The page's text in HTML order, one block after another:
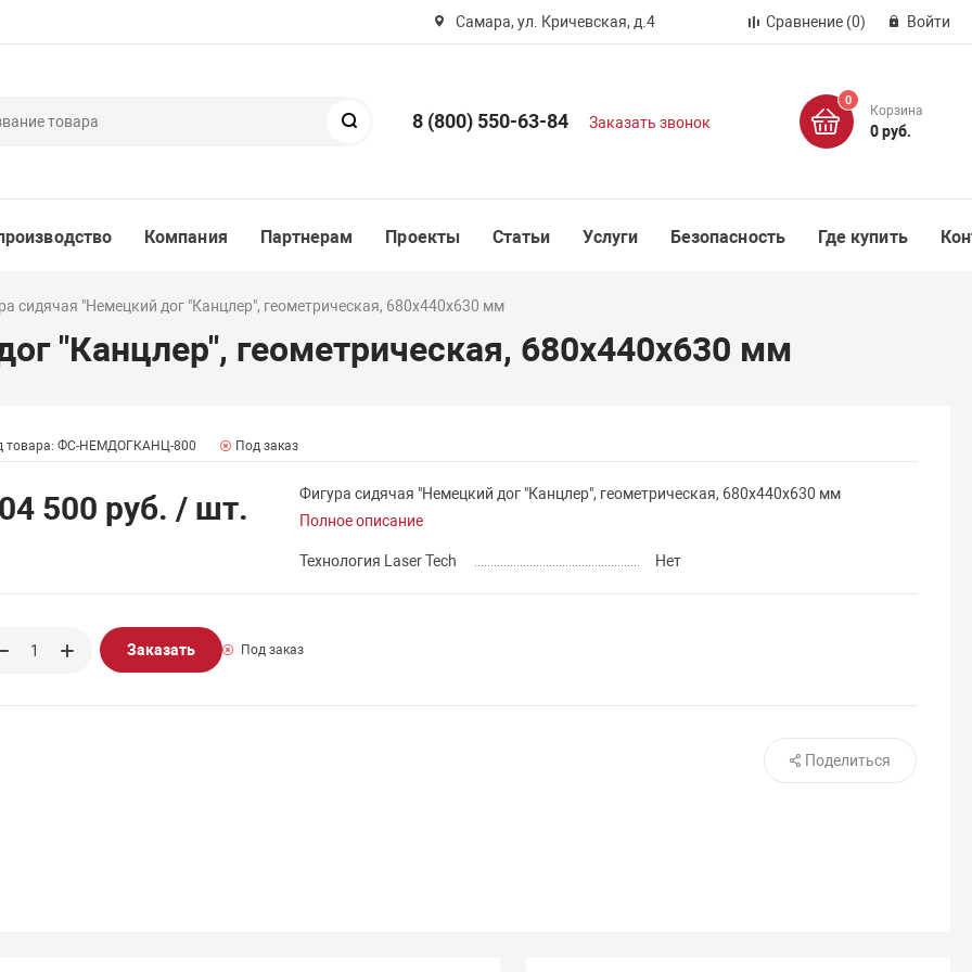
Самара, ул. Кричевская, д.4 Сравнение (0) Войти
8 (800) 550-63-84 Заказать звонок
0
Корзина
0 руб.
Компания Партнерам Проекты Статьи Услуги Безопасность Где купить
сидячая "Немецкий дог "Канцлер", геометрическая, 680х440х630 мм
"Канцлер", геометрическая, 680х440х630 мм
товара: ФС-НЕМДОГКАНЦ-800 Под заказ
500 руб. / шт.
Фигура сидячая "Немецкий дог "Канцлер", геометрическая, 680х440х630 мм
Полное описание
Технология Laser Tech Нет
Заказать Под заказ
Поделиться